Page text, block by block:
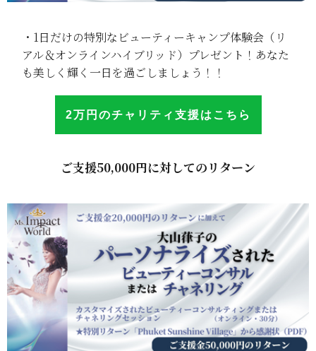
・1日だけの特別なビューティーキャンプ体験会（リ
アル＆オンラインハイブリッド）プレゼント！あなた
も美しく輝く一日を過ごしましょう！！
2万円のチャリテ ィ 支援はこち ら
ご支援50,000円に対してのリターン